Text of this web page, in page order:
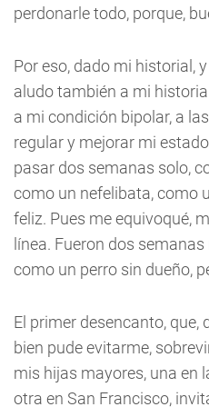
perdonarle todo, porque,
Por eso, dado mi historial,
aludo también a mi
a mi condición bipolar, a
regular y mejorar mi
pasar dos semanas solo,
como un nefelibata, como
feliz. Pues me equivoqué,
línea. Fueron dos
como un perro sin dueño,
El primer desencanto, que,
bien pude evitarme,
mis hijas mayores, una en
otra en San Francisco,